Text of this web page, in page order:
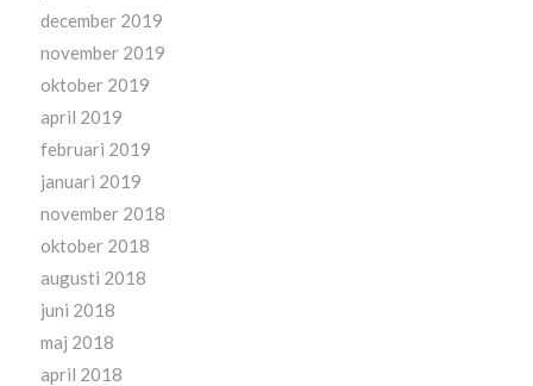
december 2019
november 2019
oktober 2019
april 2019
februari 2019
januari 2019
november 2018
oktober 2018
augusti 2018
juni 2018
maj 2018
april 2018